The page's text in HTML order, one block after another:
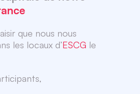
que nous nous
les locaux d’ESCG le